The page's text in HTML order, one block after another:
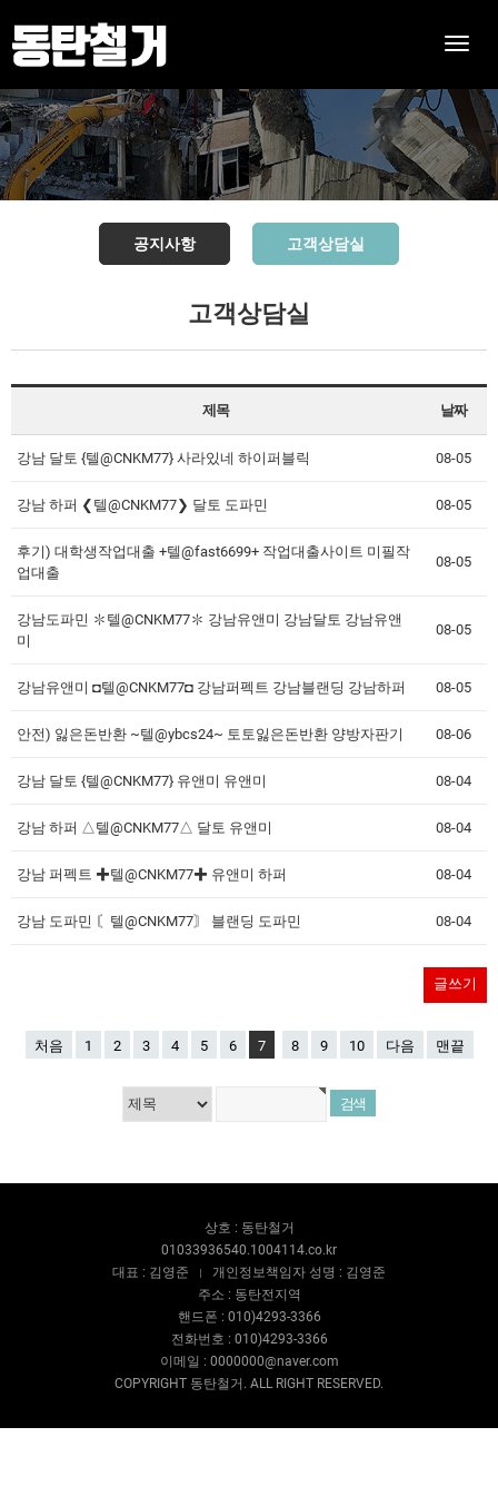
Toggle
공지사항 고객상담실
고객상담실
제목 날짜
강남 달토 {텔@CNKM77} 사라있네 하이퍼블릭 08-05
강남 하퍼 ❮텔@CNKM77❯ 달토 도파민 08-05
후기) 대학생작업대출 +텔@fast6699+ 작업대출사이트 미필작
업대출
08-05
강남도파민 ✽텔@CNKM77✽ 강남유앤미 강남달토 강남유앤
미
08-05
강남유앤미 ◘텔@CNKM77◘ 강남퍼펙트 강남블랜딩 강남하퍼 08-05
안전) 잃은돈반환 ~텔@ybcs24~ 토토잃은돈반환 양방자판기 08-06
강남 달토 {텔@CNKM77} 유앤미 유앤미 08-04
강남 하퍼 △텔@CNKM77△ 달토 유앤미 08-04
강남 퍼펙트 ✚텔@CNKM77✚ 유앤미 하퍼 08-04
강남 도파민 〘텔@CNKM77〙 블랜딩 도파민 08-04
글쓰기
처음 1 2 3 4 5 6 7 8 9 10 다음 맨끝
상호 : 동탄철거
01033936540.1004114.co.kr
대표 : 김영준
개인정보책임자 성명 : 김영준
주소 : 동탄전지역
핸드폰 : 010)4293-3366
전화번호 : 010)4293-3366
이메일 : 0000000@naver.com
COPYRIGHT 동탄철거. ALL RIGHT RESERVED.